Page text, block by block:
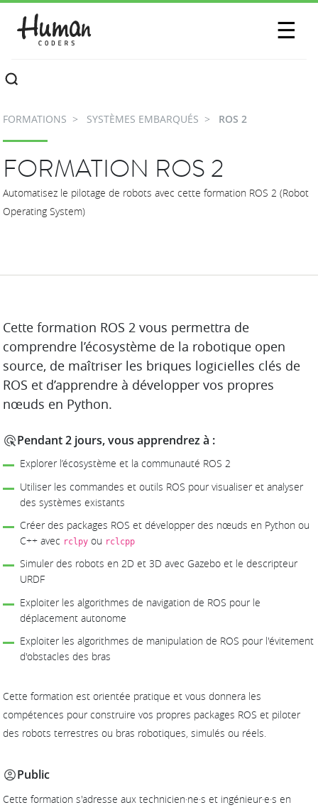
☰
CONTACTEZ-NOUS
FORMATIONS SYSTÈMES EMBARQUÉS ROS 2
FORMATION ROS 2
Automatisez le pilotage de robots avec cette formation ROS 2 (Robot
Operating System)
DESCRIPTION
Cette formation ROS 2 vous permettra de
comprendre l’écosystème de la robotique open
source, de maîtriser les briques logicielles clés de
ROS et d’apprendre à développer vos propres
nœuds en Python.
Pendant 2 jours, vous apprendrez à :
Explorer l’écosystème et la communauté ROS 2
Utiliser les commandes et outils ROS pour visualiser et analyser
des systèmes existants
Créer des packages ROS et développer des nœuds en Python ou
C++ avec rclpy ou rclcpp
Simuler des robots en 2D et 3D avec Gazebo et le descripteur
URDF
Exploiter les algorithmes de navigation de ROS pour le
déplacement autonome
Exploiter les algorithmes de manipulation de ROS pour l'évitement
d'obstacles des bras
Cette formation est orientée pratique et vous donnera les
compétences pour construire vos propres packages ROS et piloter
des robots terrestres ou bras robotiques, simulés ou réels.
Public
Cette formation s'adresse aux technicien·ne·s et ingénieur·e·s en